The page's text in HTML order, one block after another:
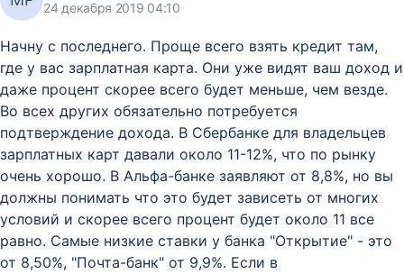
24 декабря 2019 04:10
Начну с последнего. Проще всего взять кредит там,
где у вас зарплатная карта. Они уже видят ваш доход и
даже процент скорее всего будет меньше, чем везде.
Во всех других обязательно потребуется
подтверждение дохода. В Сбербанке для владельцев
зарплатных карт давали около 11-12%, что по рынку
очень хорошо. В Альфа-банке заявляют от 8,8%, но вы
должны понимать что это будет зависеть от многих
условий и скорее всего процент будет около 11 все
равно. Самые низкие ставки у банка "Открытие" - это
от 8,50%, "Почта-банк" от 9,9%. Если в